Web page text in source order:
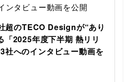
超のTECO Designが“あり
「2025年度下半期 熱リリ
社へのインタビュー動画を